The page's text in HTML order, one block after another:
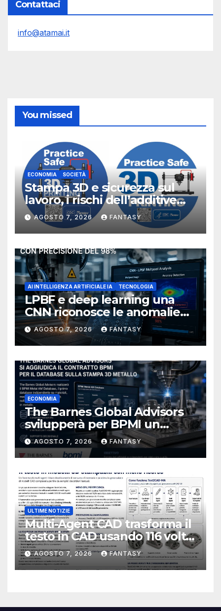
Contattaci
info@atamai.it
You missed
ECONOMIA SOCIETÀ
Stampa 3D e sicurezza sul
lavoro, i rischi dell’additive
manufacturing secondo
NIOSH
AGOSTO 7, 2026 FANTASY
AI INTELLIGENZA ARTIFICIALE IA TECNOLOGIA
LPBF e deep learning una
CNN riconosce le anomalie
del bagno di fusione
AGOSTO 7, 2026 FANTASY
ECONOMIA
The Barnes Global Advisors
svilupperà per BPMI un
database per la stampa 3D
metallica destinata alla filiera
navale statunitense
AGOSTO 7, 2026 FANTASY
ULTIME NOTIZIE
Multi-Agent CAD trasforma il
testo in CAD usando 116 volte
meno token
AGOSTO 7, 2026 FANTASY